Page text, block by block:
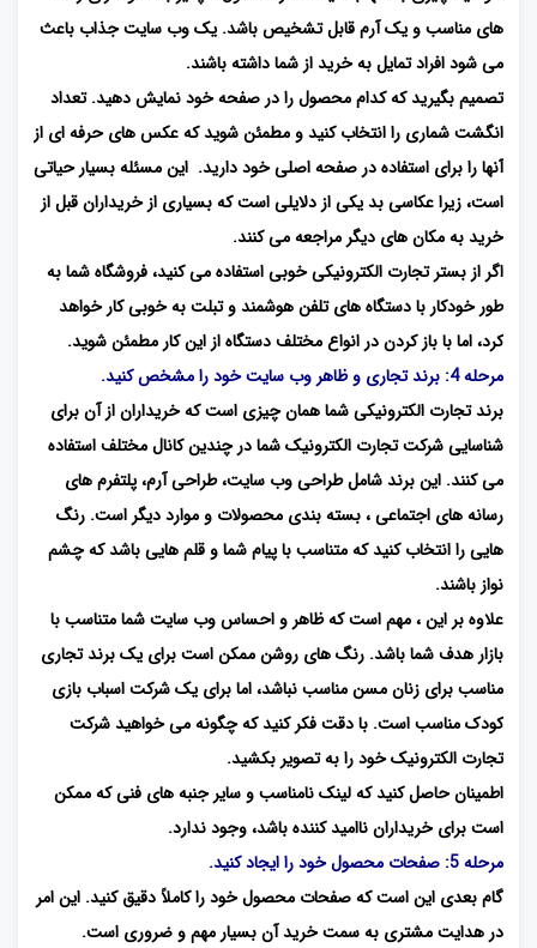
های مناسب و یک آرم قابل تشخیص باشد. یک وب سایت جذاب باعث
می شود افراد تمایل به خرید از شما داشته باشند.
تصمیم بگیرید که کدام محصول را در صفحه خود نمایش دهید. تعداد
انگشت شماری را انتخاب کنید و مطمئن شوید که عکس های حرفه ای از
آنها را برای استفاده در صفحه اصلی خود دارید. این مسئله بسیار حیاتی
است، زیرا عکاسی بد یکی از دلایلی است که بسیاری از خریداران قبل از
خرید به مکان های دیگر مراجعه می کنند.
اگر از بستر تجارت الکترونیکی خوبی استفاده می کنید، فروشگاه شما به
طور خودکار با دستگاه های تلفن هوشمند و تبلت به خوبی کار خواهد
کرد، اما با باز کردن در انواع مختلف دستگاه از این کار مطمئن شوید.
مرحله 4: برند تجاری و ظاهر وب سایت خود را مشخص کنید.
برند تجارت الکترونیکی شما همان چیزی است که خریداران از آن برای
شناسایی شرکت تجارت الکترونیک شما در چندین کانال مختلف استفاده
می کنند. این برند شامل طراحی وب سایت، طراحی آرم، پلتفرم های
رسانه های اجتماعی ، بسته بندی محصولات و موارد دیگر است. رنگ
هایی را انتخاب کنید که متناسب با پیام شما و قلم هایی باشد که چشم
نواز باشند.
علاوه بر این ، مهم است که ظاهر و احساس وب سایت شما متناسب با
بازار هدف شما باشد. رنگ های روشن ممکن است برای یک برند تجاری
مناسب برای زنان مسن مناسب نباشد، اما برای یک شرکت اسباب بازی
کودک مناسب است. با دقت فکر کنید که چگونه می خواهید شرکت
تجارت الکترونیک خود را به تصویر بکشید.
اطمینان حاصل کنید که لینک نامناسب و سایر جنبه های فنی که ممکن
است برای خریداران ناامید کننده باشد، وجود ندارد.
مرحله 5: صفحات محصول خود را ایجاد کنید.
گام بعدی این است که صفحات محصول خود را کاملاً دقیق کنید. این امر
در هدایت مشتری به سمت خرید آن بسیار مهم و ضروری است.